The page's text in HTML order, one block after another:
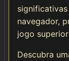
navegador,
jogo
Descubra